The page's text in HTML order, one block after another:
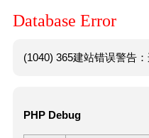
Database Error
(1040) 365建站错误警告
PHP Debug